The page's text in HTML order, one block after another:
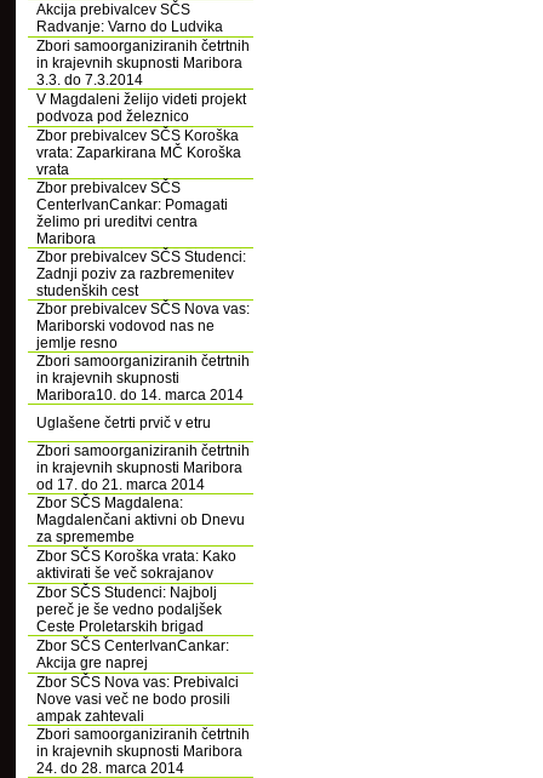
Akcija prebivalcev SČS
Radvanje: Varno do Ludvika
Zbori samoorganiziranih četrtnih
in krajevnih skupnosti Maribora
3.3. do 7.3.2014
V Magdaleni želijo videti projekt
podvoza pod železnico
Zbor prebivalcev SČS Koroška
vrata: Zaparkirana MČ Koroška
vrata
Zbor prebivalcev SČS
CenterIvanCankar: Pomagati
želimo pri ureditvi centra
Maribora
Zbor prebivalcev SČS Studenci:
Zadnji poziv za razbremenitev
studenških cest
Zbor prebivalcev SČS Nova vas:
Mariborski vodovod nas ne
jemlje resno
Zbori samoorganiziranih četrtnih
in krajevnih skupnosti
Maribora10. do 14. marca 2014
Uglašene četrti prvič v etru
Zbori samoorganiziranih četrtnih
in krajevnih skupnosti Maribora
od 17. do 21. marca 2014
Zbor SČS Magdalena:
Magdalenčani aktivni ob Dnevu
za spremembe
Zbor SČS Koroška vrata: Kako
aktivirati še več sokrajanov
Zbor SČS Studenci: Najbolj
pereč je še vedno podaljšek
Ceste Proletarskih brigad
Zbor SČS CenterIvanCankar:
Akcija gre naprej
Zbor SČS Nova vas: Prebivalci
Nove vasi več ne bodo prosili
ampak zahtevali
Zbori samoorganiziranih četrtnih
in krajevnih skupnosti Maribora
24. do 28. marca 2014